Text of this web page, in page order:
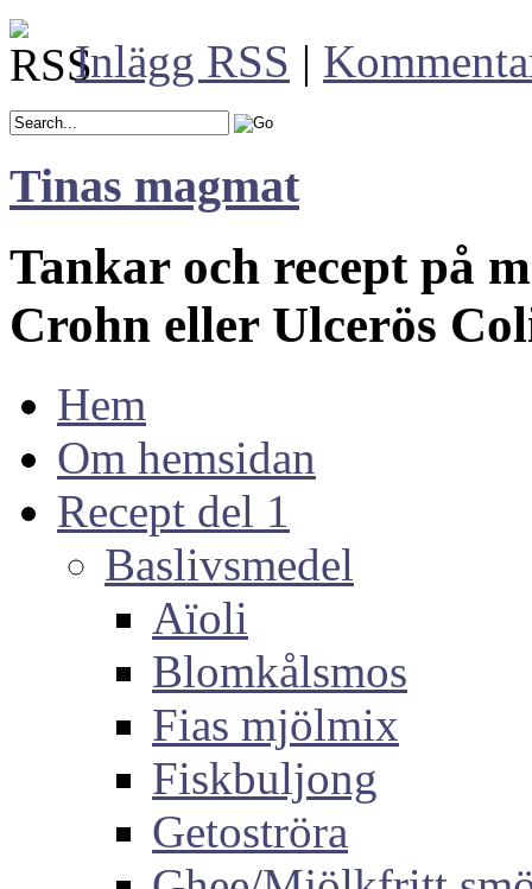
Inlägg RSS |
Tinas magmat
Tankar och recept på
Crohn eller Ulcerös
Hem
Om hemsidan
Recept del 1
Baslivsmedel
Aïoli
Blomkålsmos
Fias mjölmix
Fiskbuljong
Getoströra